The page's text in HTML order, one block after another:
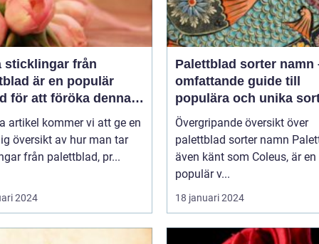
sticklingar från
är en populär
för att föröka denna
växt på ett effektivt
artikel kommer vi att ge en
översikt av hur man tar
från palettblad, pr...
2024
Palettblad sorter namn
omfattande guide till
populära och unika
Övergripande översikt över
palettblad sorter namn Palettblad,
även känt som Coleus, är en
populär v...
18 januari 2024